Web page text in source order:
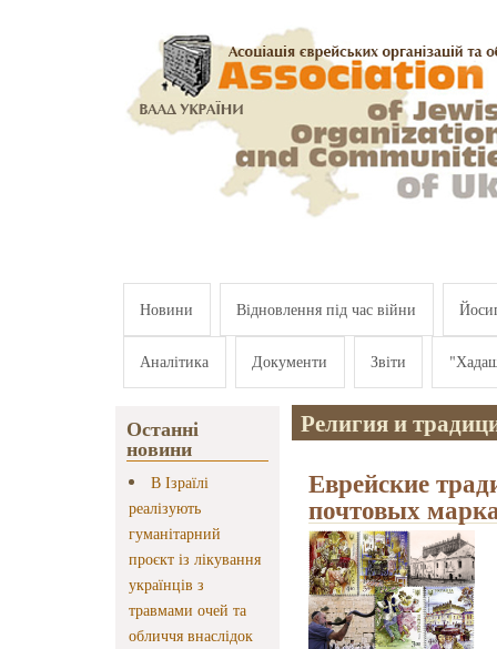
Новини Відновлення під час війни
Аналітика Документи Звіти
Останні
новини
В Ізраїлі
реалізують
гуманітарний
проєкт із лікування
українців з
травмами очей та
обличчя внаслідок
Религия и
Еврейские
почтовых